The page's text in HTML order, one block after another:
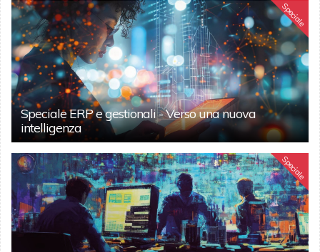
Speciale
Speciale ERP e gestionali - Verso una nuova
intelligenza
Speciale